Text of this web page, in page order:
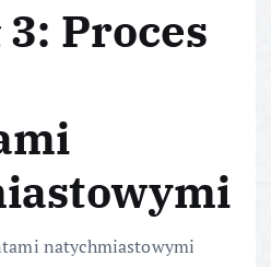
3: Proces
natychmiastowymi